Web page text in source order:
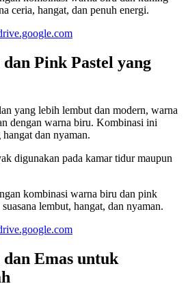
Pink Pastel yang
yang lebih lembut dan modern, warna
dengan warna biru. Kombinasi ini
dan nyaman.
digunakan pada kamar tidur maupun
Emas untuk